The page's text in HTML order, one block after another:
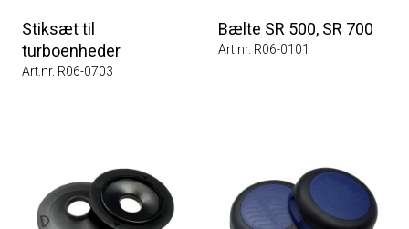
Stiksæt til
turboenheder
Art.nr. R06-0703
Bælte SR 500, SR 700
Art.nr. R06-0101